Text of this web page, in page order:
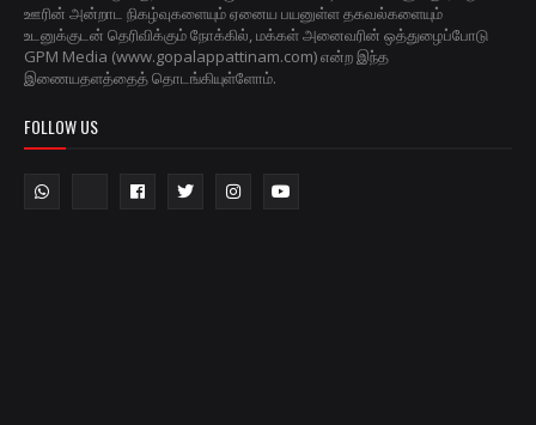
ஊரின் அன்றாட நிகழ்வுகளையும் ஏனைய பயனுள்ள தகவல்களையும்
உடனுக்குடன் தெரிவிக்கும் நோக்கில், மக்கள் அனைவரின் ஒத்துழைப்போடு
GPM Media (www.gopalappattinam.com) என்ற இந்த
இணையதளத்தைத் தொடங்கியுள்ளோம்.
FOLLOW US